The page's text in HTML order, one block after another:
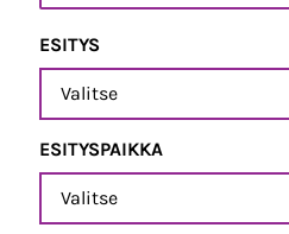
ESITYS
ESITYSPAIKKA